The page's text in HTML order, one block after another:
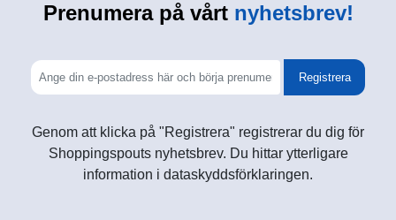
Prenumera på vårtnyhetsbrev!
Registrera
Genom att klicka på "Registrera" registrerar du dig för
Shoppingspouts nyhetsbrev. Du hittar ytterligare
information i dataskyddsförklaringen.